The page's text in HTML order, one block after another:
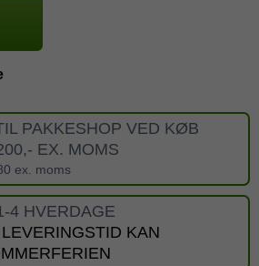
PAKKESHOP VED KØB
EX. MOMS
ex. moms
4 HVERDAGE
KAN